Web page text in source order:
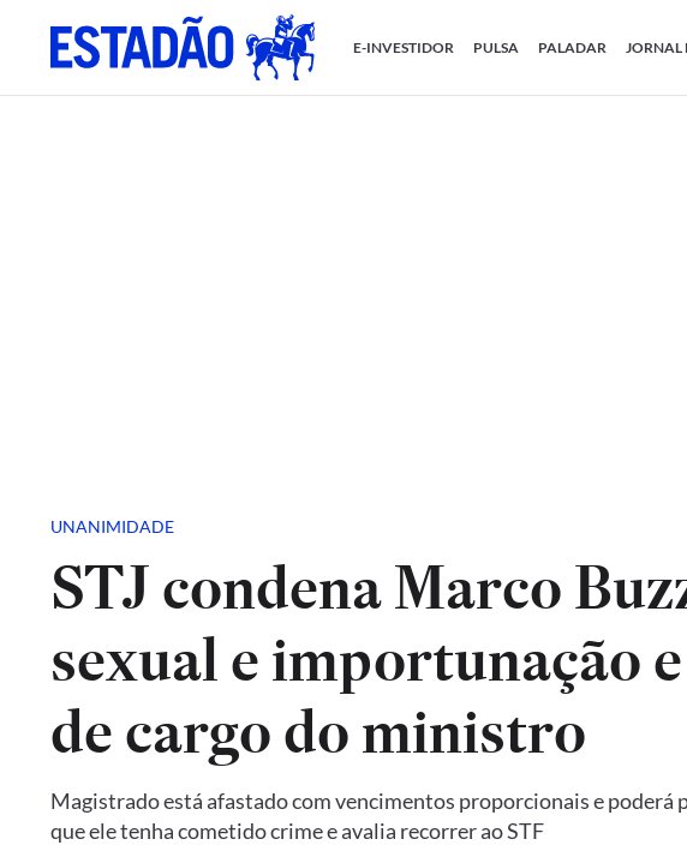
E-INVESTIDOR PULSA PALADAR JORNAL
UNANIMIDADE
STJ condena Marco
sexual e importunação
de cargo do ministro
Magistrado está afastado com vencimentos proporcionais e poderá
que ele tenha cometido crime e avalia recorrer ao STF